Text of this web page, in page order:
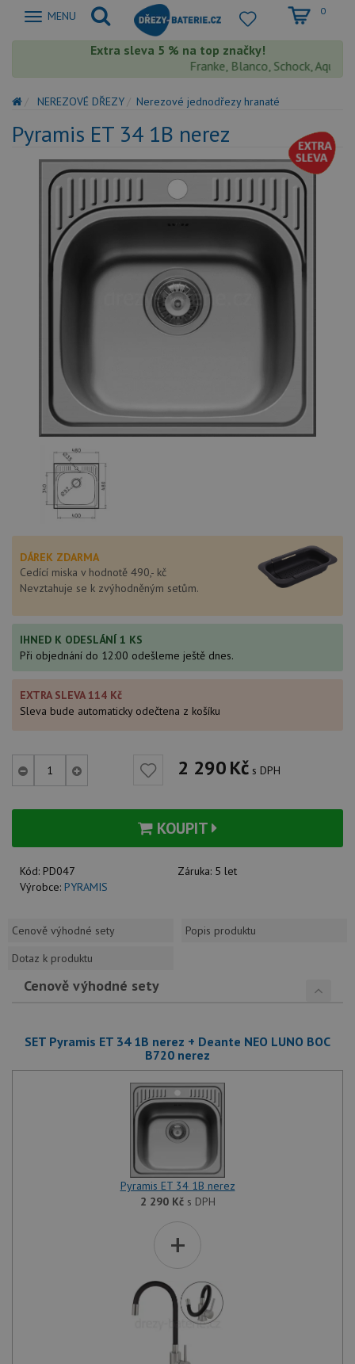
Zobrazit
MENU 0
Extra sleva 5 % na top značky!
Franke, Blanco, Schock,
NEREZOVÉ DŘEZY Nerezové jednodřezy hranaté
Pyramis ET 34 1B nerez
DÁREK ZDARMA
Cedící miska v hodnotě 490,- kč
Nevztahuje se k zvýhodněným setům.
IHNED K ODESLÁNÍ 1 KS
Při objednání do 12:00 odešleme ještě dnes.
EXTRA SLEVA 114 Kč
Sleva bude automaticky odečtena z košíku
2 290Kč s DPH
KOUPIT
Kód: PD047 Záruka: 5 let
Výrobce: PYRAMIS
Cenově výhodné sety
Popis produktu
Dotaz k produktu
Cenově výhodné sety
SET Pyramis ET 34 1B nerez + Deante NEO LUNO BOC
B720 nerez
Pyramis ET 34 1B nerez
2 290 Kčs DPH
+